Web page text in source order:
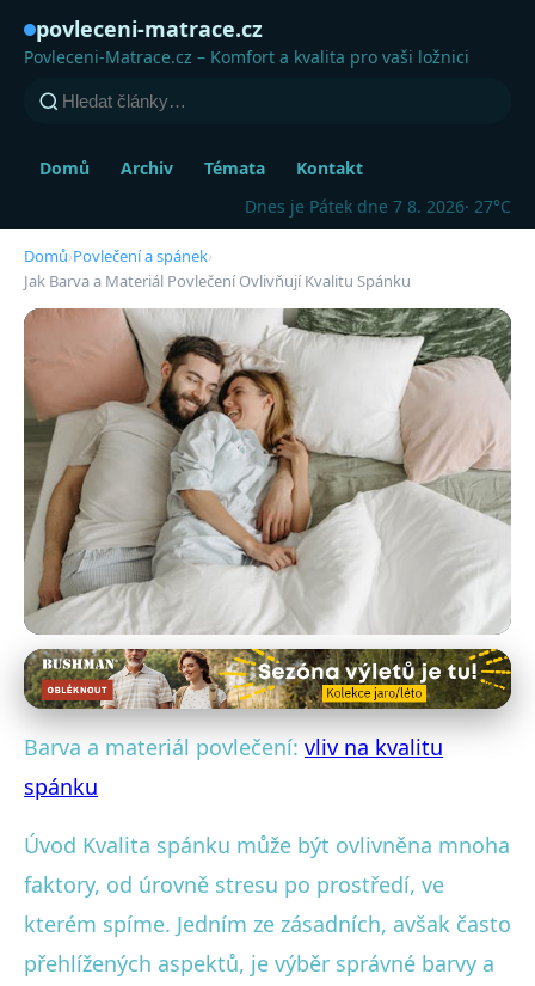
povleceni-matrace.cz
Povleceni-Matrace.cz – Komfort a kvalita pro vaši ložnici
Domů Archiv Témata
Kontakt
Dnes je Pátek dne 7 8. 2026· 27°C
Domů›Povlečení a spánek›
Jak Barva a Materiál Povlečení Ovlivňují Kvalitu Spánku
Povlečení a spánek
Jak Barva a Materiál Povlečení
Ovlivňují Kvalitu Spánku
Barva a materiál povlečení: vliv na kvalitu
spánku
Úvod Kvalita spánku může být ovlivněna mnoha
faktory, od úrovně stresu po prostředí, ve
kterém spíme. Jedním ze zásadních, avšak často
přehlížených aspektů, je výběr správné barvy a